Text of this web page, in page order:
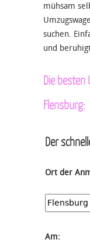
mühsam
suchen.
und
Die
Flensburg:
Der
Ort der
Am: